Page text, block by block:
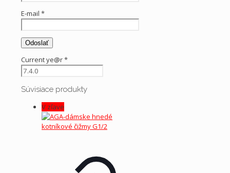
E-mail *
Current ye@r*
Súvisiace produkty
V zľave